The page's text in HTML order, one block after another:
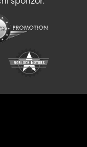
WhatsApp-a Info
francuskom jeziku: